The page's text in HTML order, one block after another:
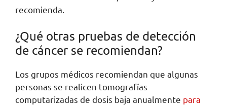
recomienda.
¿Qué otras pruebas de detección
de cáncer se recomiendan?
Los grupos médicos recomiendan que algunas
personas se realicen tomografías
computarizadas de dosis baja anualmente para